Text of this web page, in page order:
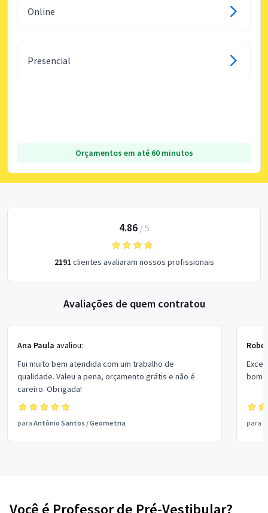
Online
Presencial
Orçamentos em até 60 minutos
4.86/ 5
2191 clientes avaliaram nossos profissionais
Avaliações de quem contratou
Ana Paula avaliou:
Fui muito bem atendida com um trabalho de
qualidade. Valeu a pena, orçamento grátis e não é
careiro. Obrigada!
para Antônio Santos /Geometria
bom
para
Você é Professor de Pré-Vestibular?